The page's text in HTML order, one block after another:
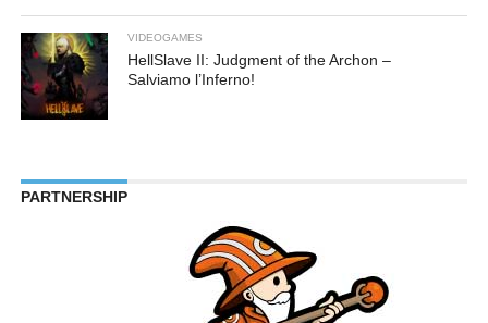
VIDEOGAMES
HellSlave II: Judgment of the Archon –
Salviamo l’Inferno!
PARTNERSHIP